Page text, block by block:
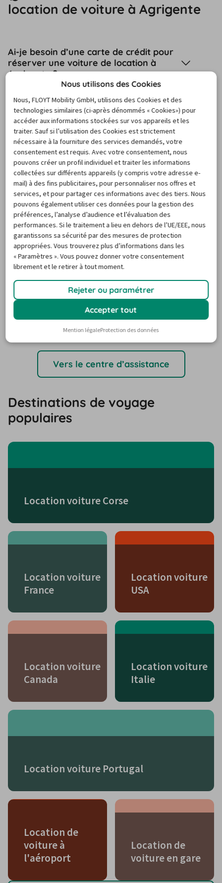
location de voiture à Agrigente
Ai-je besoin d’une carte de crédit pour
réserver une voiture de location à
Agrigente ?
Quelles sont les options les plus
sélectionnées par les voyageurs à
Agrigente ?
Puis-je louer un modèle de voiture
spécifique à Agrigente ?
Est-ce possible de louer une voiture à
Agrigente sans payer de caution ?
Peut-on louer une voiture en aller
simple à Agrigente ?
Comment annuler votre location de
De quels documents ai-je besoin lors
de la prise en charge de ma voiture de
location à Agrigente ?
Vers le centre d’assistance
Destinations de voyage
populaires
Location voiture Corse
Location voiture
France
Location voiture
USA
Location voiture
Canada
Location voiture
Italie
Location voiture Portugal
Location de
voiture à
l'aéroport
Location de
voiture en gare
Nous utilisons des Cookies
Nous, FLOYT Mobility GmbH, utilisons des Cookies et des
technologies similaires (ci-après dénommés « Cookies») pour
accéder aux informations stockées sur vos appareils et les
traiter. Sauf si l’utilisation des Cookies est strictement
nécessaire à la fourniture des services demandés, votre
consentement est requis. Avec votre consentement, nous
pouvons créer un profil individuel et traiter les informations
collectées sur différents appareils (y compris votre adresse e-
mail) à des fins publicitaires, pour personnaliser nos offres et
services, et pour partager ces informations avec des tiers. Nous
pouvons également utiliser ces données pour la gestion des
préférences, l’analyse d’audience et l’évaluation des
performances. Si le traitement a lieu en dehors de l’UE/EEE, nous
garantissons sa sécurité par des mesures de protection
appropriées. Vous trouverez plus d’informations dans les
« Paramètres ». Vous pouvez donner votre consentement
librement et le retirer à tout moment.
Rejeter ou paramétrer
Accepter tout
Mention légaleProtection des données